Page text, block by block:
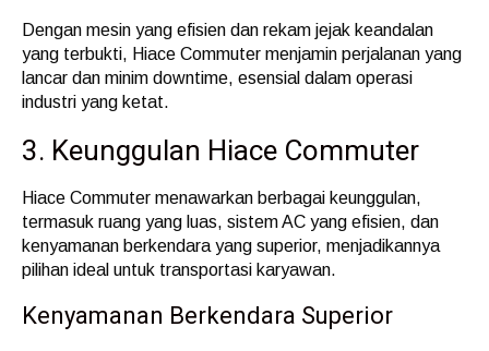
Dengan mesin yang efisien dan rekam jejak keandalan
yang terbukti, Hiace Commuter menjamin perjalanan yang
lancar dan minim downtime, esensial dalam operasi
industri yang ketat.
3. Keunggulan Hiace Commuter
Hiace Commuter menawarkan berbagai keunggulan,
termasuk ruang yang luas, sistem AC yang efisien, dan
kenyamanan berkendara yang superior, menjadikannya
pilihan ideal untuk transportasi karyawan.
Kenyamanan Berkendara Superior